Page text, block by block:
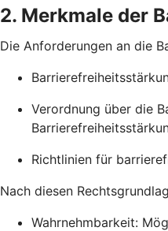
2. Merkmale der
Die Anforderungen an die
Verordnung über die
Richtlinien für
Nach diesen
Wahrnehmbarkeit: